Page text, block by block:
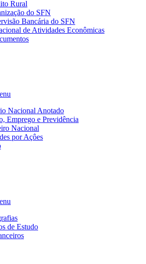
Rural
do SFN
Bancária do SFN
de Atividades Econômicas
Nacional Anotado
Emprego e Previdência
Nacional
por Açôes
de Estudo